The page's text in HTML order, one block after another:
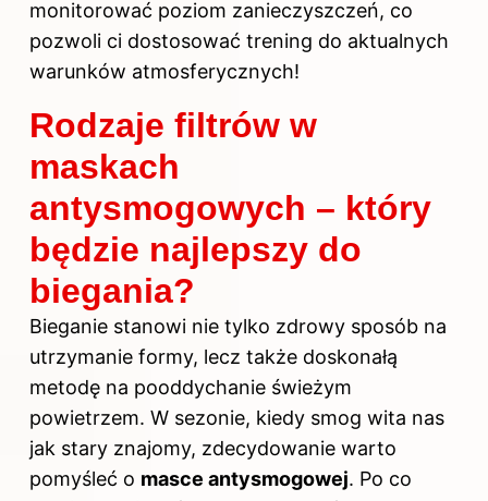
monitorować poziom zanieczyszczeń, co
pozwoli ci dostosować trening do aktualnych
warunków atmosferycznych!
Rodzaje filtrów w
maskach
antysmogowych – który
będzie najlepszy do
biegania?
Bieganie stanowi nie tylko zdrowy sposób na
utrzymanie formy, lecz także doskonałą
metodę na pooddychanie świeżym
powietrzem. W sezonie, kiedy smog wita nas
jak stary znajomy, zdecydowanie warto
pomyśleć o masce antysmogowej. Po co